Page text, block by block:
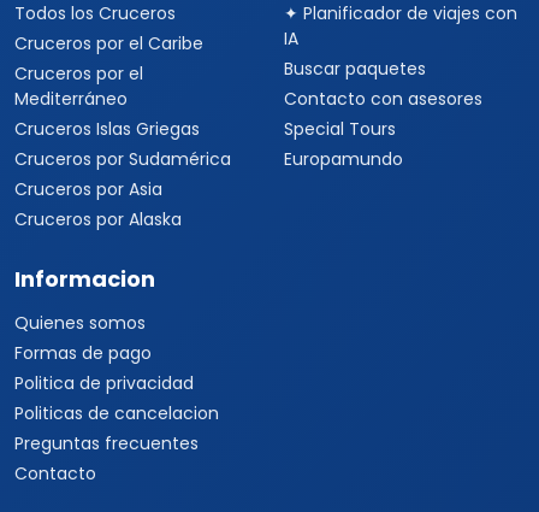
Todos los Cruceros
Cruceros por el Caribe
Cruceros por el
Mediterráneo
Cruceros Islas Griegas
Cruceros por Sudamérica
Cruceros por Asia
Cruceros por Alaska
✦ Planificador de viajes con
IA
Buscar paquetes
Contacto con asesores
Special Tours
Europamundo
Informacion
Quienes somos
Formas de pago
Politica de privacidad
Politicas de cancelacion
Preguntas frecuentes
Contacto